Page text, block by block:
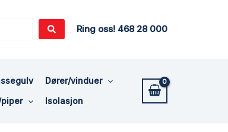
Ring oss! 468 28 000
Dører/vinduer
Isolasjon